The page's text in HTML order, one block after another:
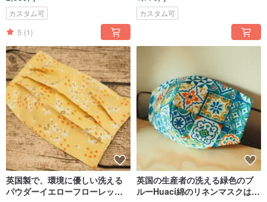
カスタム可
5 (1)
す
カスタム可
英国製で、環境に優しい洗える
パウダーイエローフローレット
英国の生産者の洗える緑色のブ
ルーHuaci綿のリネンマスクは、